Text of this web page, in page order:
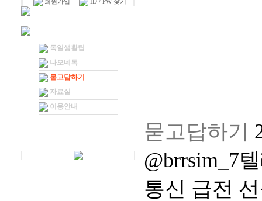
독일생활팁
나오네톡
묻고답하기
자료실
이용안내
묻고답하기
@brrsim_7
통신 급전